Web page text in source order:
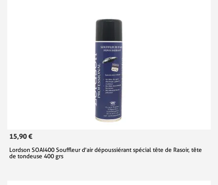
15,90 €
Lordson SOAI400 Souffleur d'air dépoussiérant spécial tête de Rasoir, tête
de tondeuse 400 grs